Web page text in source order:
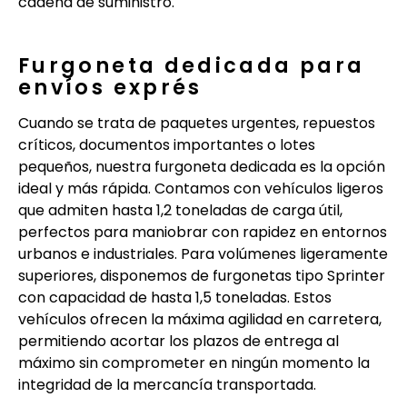
Furgoneta dedicada para
envíos exprés
Cuando se trata de paquetes urgentes, repuestos
críticos, documentos importantes o lotes
pequeños, nuestra furgoneta dedicada es la opción
ideal y más rápida. Contamos con vehículos ligeros
que admiten hasta 1,2 toneladas de carga útil,
perfectos para maniobrar con rapidez en entornos
urbanos e industriales. Para volúmenes ligeramente
superiores, disponemos de furgonetas tipo Sprinter
con capacidad de hasta 1,5 toneladas. Estos
vehículos ofrecen la máxima agilidad en carretera,
permitiendo acortar los plazos de entrega al
máximo sin comprometer en ningún momento la
integridad de la mercancía transportada.